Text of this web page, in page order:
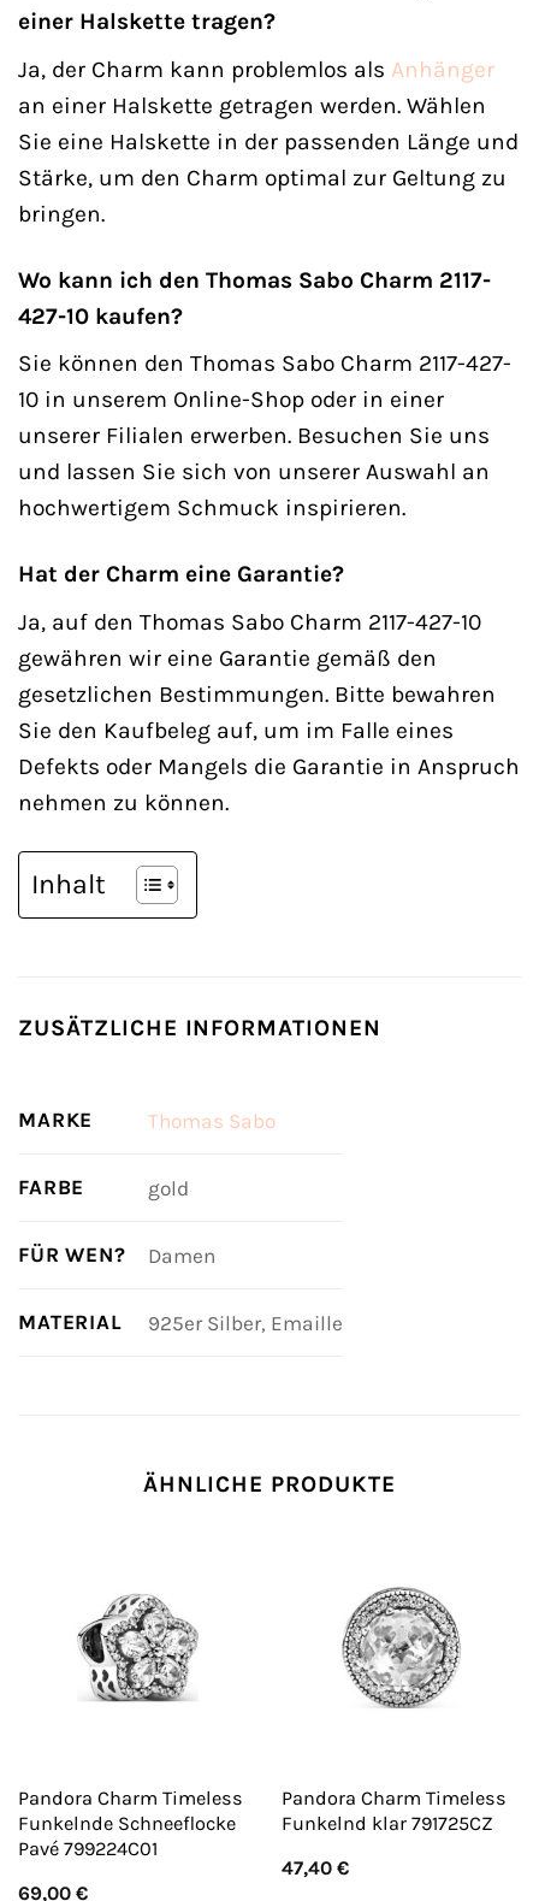
einer Halskette tragen?
Ja, der Charm kann problemlos als Anhänger
an einer Halskette getragen werden. Wählen
Sie eine Halskette in der passenden Länge und
Stärke, um den Charm optimal zur Geltung zu
bringen.
Wo kann ich den Thomas Sabo Charm 2117-
427-10 kaufen?
Sie können den Thomas Sabo Charm 2117-427-
10 in unserem Online-Shop oder in einer
unserer Filialen erwerben. Besuchen Sie uns
und lassen Sie sich von unserer Auswahl an
hochwertigem Schmuck inspirieren.
Hat der Charm eine Garantie?
Ja, auf den Thomas Sabo Charm 2117-427-10
gewähren wir eine Garantie gemäß den
gesetzlichen Bestimmungen. Bitte bewahren
Sie den Kaufbeleg auf, um im Falle eines
Defekts oder Mangels die Garantie in Anspruch
nehmen zu können.
Inhalt
ZUSÄTZLICHE INFORMATIONEN
MARKE Thomas Sabo
FARBE gold
FÜR WEN? Damen
MATERIAL 925er Silber, Emaille
ÄHNLICHE PRODUKTE
Pandora Charm Timeless
Funkelnde Schneeflocke
Pavé 799224C01
69,00 €
Pandora Charm Timeless
Funkelnd klar 791725CZ
47,40 €